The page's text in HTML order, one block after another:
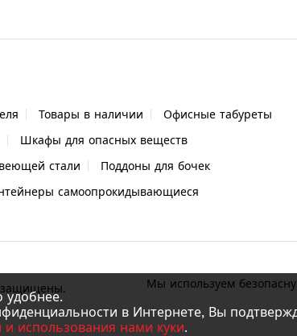
в Интернете, Вы
использования нами куки.
Товары в наличии
Офисные табуреты
Шкафы для опасных веществ
стали
Поддоны для бочек
самоопрокидывающиеся
защищены.
Мы используем